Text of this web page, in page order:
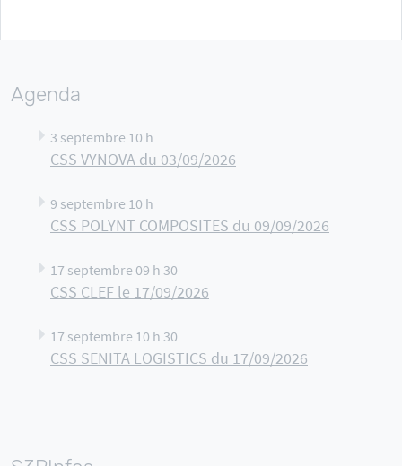
Agenda
3 septembre 10 h
CSS VYNOVA du 03/09/2026
9 septembre 10 h
CSS POLYNT COMPOSITES du 09/09/2026
17 septembre 09 h 30
CSS CLEF le 17/09/2026
17 septembre 10 h 30
CSS SENITA LOGISTICS du 17/09/2026